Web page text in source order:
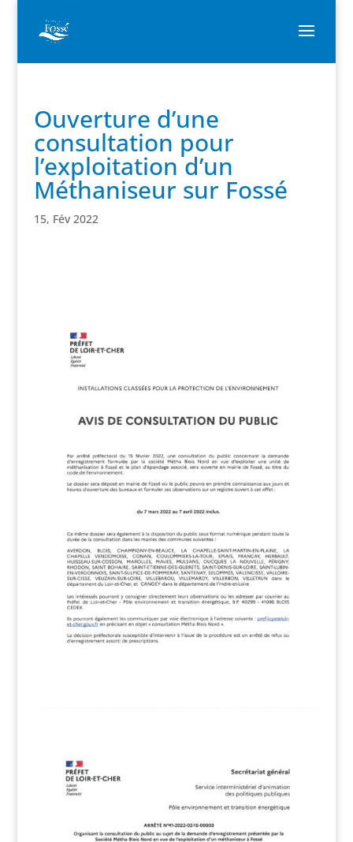
Ouverture d’une
consultation pour
l’exploitation d’un
Méthaniseur sur Fossé
15, Fév 2022